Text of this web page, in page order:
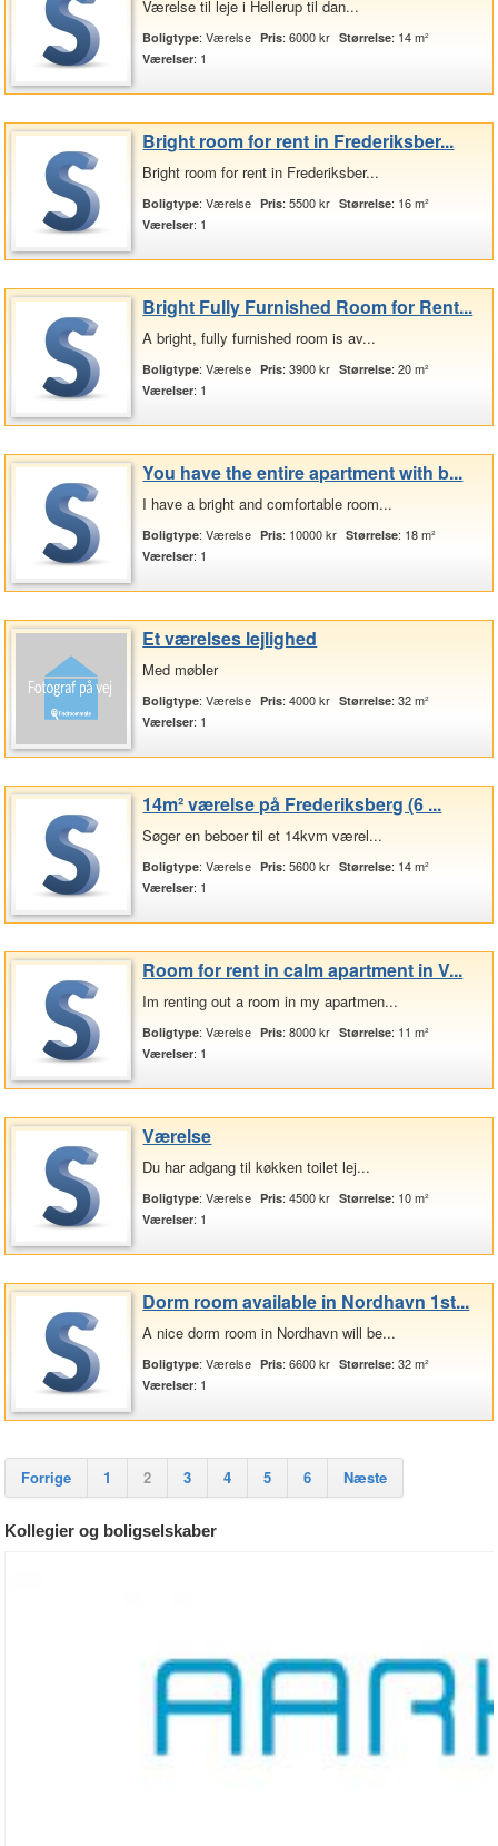
Værelse til leje i Hellerup til dan...
Boligtype: Værelse Pris: 6000 kr Størrelse: 14 m²
Værelser: 1
Bright room for rent in Frederiksber...
Bright room for rent in Frederiksber...
Boligtype: Værelse Pris: 5500 kr Størrelse: 16 m²
Værelser: 1
Bright Fully Furnished Room for Rent...
A bright, fully furnished room is av...
Boligtype: Værelse Pris: 3900 kr Størrelse: 20 m²
Værelser: 1
You have the entire apartment with b...
I have a bright and comfortable room...
Boligtype: Værelse Pris: 10000 kr Størrelse: 18 m²
Værelser: 1
Et værelses lejlighed
Med møbler
Boligtype: Værelse Pris: 4000 kr Størrelse: 32 m²
Værelser: 1
14m² værelse på Frederiksberg (6 ...
Søger en beboer til et 14kvm værel...
Boligtype: Værelse Pris: 5600 kr Størrelse: 14 m²
Værelser: 1
Room for rent in calm apartment in V...
Im renting out a room in my apartmen...
Boligtype: Værelse Pris: 8000 kr Størrelse: 11 m²
Værelser: 1
Værelse
Du har adgang til køkken toilet lej...
Boligtype: Værelse Pris: 4500 kr Størrelse: 10 m²
Værelser: 1
Dorm room available in Nordhavn 1st...
A nice dorm room in Nordhavn will be...
Boligtype: Værelse Pris: 6600 kr Størrelse: 32 m²
Værelser: 1
Forrige 1 2 3 4 5 6 Næste
Kollegier og boligselskaber